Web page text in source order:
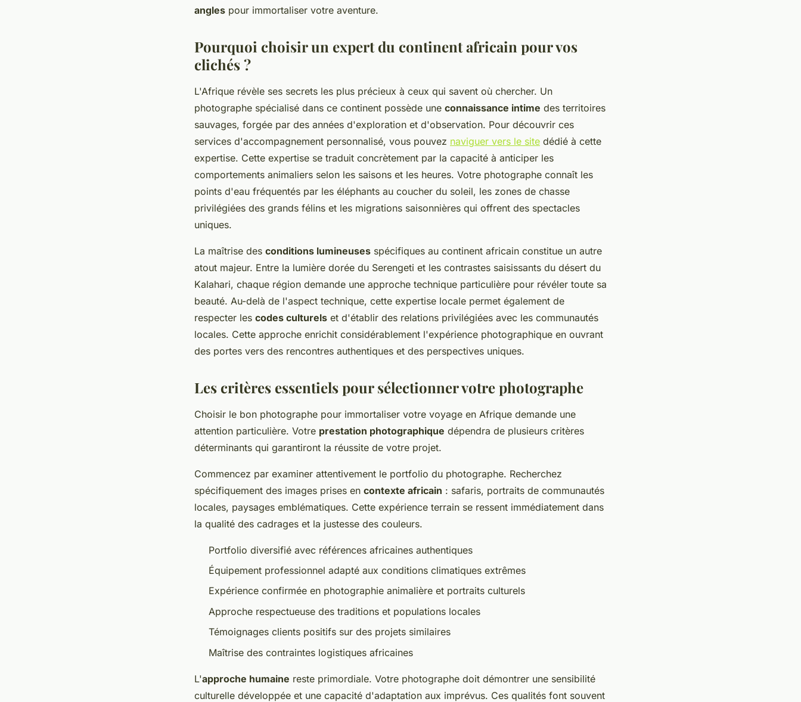
angles pour immortaliser votre aventure.
Pourquoi choisir un expert du continent africain pour vos
clichés ?
L'Afrique révèle ses secrets les plus précieux à ceux qui savent où chercher. Un
photographe spécialisé dans ce continent possède une connaissance intime des territoires
sauvages, forgée par des années d'exploration et d'observation. Pour découvrir ces
services d'accompagnement personnalisé, vous pouvez naviguer vers le site dédié à cette
expertise. Cette expertise se traduit concrètement par la capacité à anticiper les
comportements animaliers selon les saisons et les heures. Votre photographe connaît les
points d'eau fréquentés par les éléphants au coucher du soleil, les zones de chasse
privilégiées des grands félins et les migrations saisonnières qui offrent des spectacles
uniques.
La maîtrise des conditions lumineuses spécifiques au continent africain constitue un autre
atout majeur. Entre la lumière dorée du Serengeti et les contrastes saisissants du désert du
Kalahari, chaque région demande une approche technique particulière pour révéler toute sa
beauté. Au-delà de l'aspect technique, cette expertise locale permet également de
respecter les codes culturels et d'établir des relations privilégiées avec les communautés
locales. Cette approche enrichit considérablement l'expérience photographique en ouvrant
des portes vers des rencontres authentiques et des perspectives uniques.
Les critères essentiels pour sélectionner votre photographe
Choisir le bon photographe pour immortaliser votre voyage en Afrique demande une
attention particulière. Votre prestation photographique dépendra de plusieurs critères
déterminants qui garantiront la réussite de votre projet.
Commencez par examiner attentivement le portfolio du photographe. Recherchez
spécifiquement des images prises en contexte africain : safaris, portraits de communautés
locales, paysages emblématiques. Cette expérience terrain se ressent immédiatement dans
la qualité des cadrages et la justesse des couleurs.
Portfolio diversifié avec références africaines authentiques
Équipement professionnel adapté aux conditions climatiques extrêmes
Expérience confirmée en photographie animalière et portraits culturels
Approche respectueuse des traditions et populations locales
Témoignages clients positifs sur des projets similaires
Maîtrise des contraintes logistiques africaines
L'approche humaine reste primordiale. Votre photographe doit démontrer une sensibilité
culturelle développée et une capacité d'adaptation aux imprévus. Ces qualités font souvent